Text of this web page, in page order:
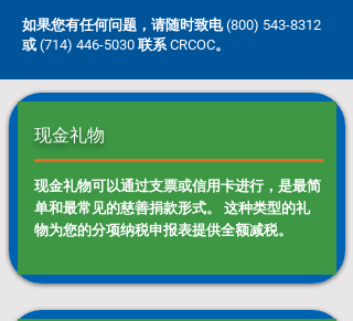
如果您有任何问题，请随时致电(800) 543-8312
或 (714) 446-5030 联系 CRCOC。
现金礼物
现金礼物可以通过支票或信用卡进行，是最简
单和最常见的慈善捐款形式。 这种类型的礼
物为您的分项纳税申报表提供全额减税。